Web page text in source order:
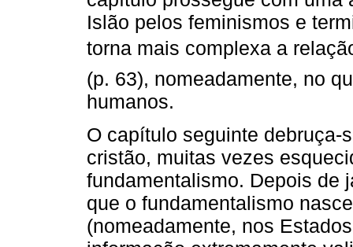
Islão pelos feminismos e
torna mais complexa a
(p. 63), nomeadamente, no
humanos.
O capítulo seguinte debruça-
cristão, muitas vezes
fundamentalismo. Depois de
que o fundamentalismo
(nomeadamente, nos